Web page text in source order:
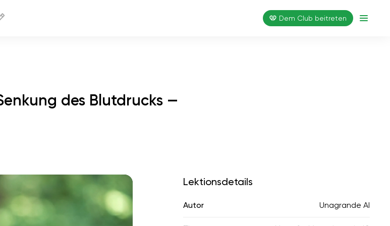
Dem Club beitreten
des Blutdrucks —
Lektionsdetails
Autor Unagrande AI